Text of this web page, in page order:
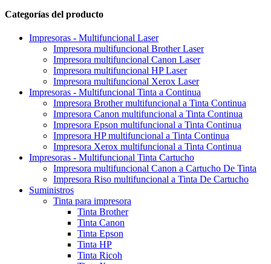
Categorías del producto
Impresoras - Multifuncional Laser
Impresora multifuncional Brother Laser
Impresora multifuncional Canon Laser
Impresora multifuncional HP Laser
Impresora multifuncional Xerox Laser
Impresoras - Multifuncional Tinta a Continua
Impresora Brother multifuncional a Tinta Continua
Impresora Canon multifuncional a Tinta Continua
Impresora Epson multifuncional a Tinta Continua
Impresora HP multifuncional a Tinta Continua
Impresora Xerox multifuncional a Tinta Continua
Impresoras - Multifuncional Tinta Cartucho
Impresora multifuncional Canon a Cartucho De Tinta
Impresora Riso multifuncional a Tinta De Cartucho
Suministros
Tinta para impresora
Tinta Brother
Tinta Canon
Tinta Epson
Tinta HP
Tinta Ricoh